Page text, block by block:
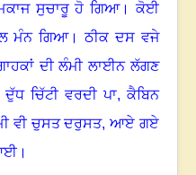
ਸੁਚਾਰੂ ਹੋ ਗਿਆ।ਕੋਈ
ਮੰਨ ਗਿਆ।ਠੀਕ ਦਸ ਵਜੇ
ਦੀ ਲੰਮੀ ਲਾਈਨ ਲੱਗਣ
ਚਿੱਟੀ ਵਰਦੀ ਪਾ, ਕੈਬਿਨ
ਵੀ ਚੁਸਤ ਦਰੁਸਤ, ਆਏ ਗਏ
।